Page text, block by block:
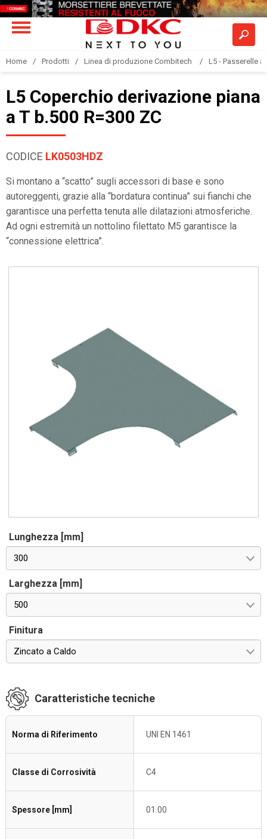
Home Prodotti Linea di produzione Combitech L5 - Passerelle
L5 Coperchio derivazione piana
a T b.500 R=300 ZC
CODICE LK0503HDZ
Si montano a “scatto” sugli accessori di base e sono
autoreggenti, grazie alla “bordatura continua” sui fianchi che
garantisce una perfetta tenuta alle dilatazioni atmosferiche.
Ad ogni estremità un nottolino filettato M5 garantisce la
“connessione elettrica”.
Lunghezza [mm]
300
Larghezza [mm]
500
Finitura
Zincato a Caldo
Caratteristiche tecniche
Norma di Riferimento UNI EN 1461
Classe di Corrosività C4
Spessore [mm] 01.00